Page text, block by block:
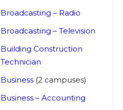
Broadcasting – Radio
Broadcasting – Television
Building Construction
Technician
Business (2 campuses)
Business – Accounting